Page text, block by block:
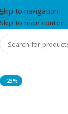
Skip to navigation
Skip to main content
Home/Tableta
-23%